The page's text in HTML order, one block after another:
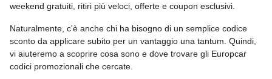
weekend gratuiti, ritiri più veloci, offerte e coupon esclusivi.
Naturalmente, c'è anche chi ha bisogno di un semplice codice
sconto da applicare subito per un vantaggio una tantum. Quindi,
vi aiuteremo a scoprire cosa sono e dove trovare gli Europcar
codici promozionali che cercate.